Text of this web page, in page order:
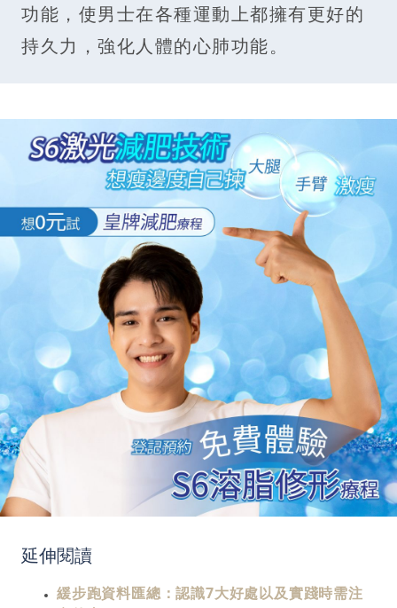
功能，使男士在各種運動上都擁有更好的
持久力，強化人體的心肺功能。
延伸閱讀
緩步跑資料匯總：認識7大好處以及實踐時需注